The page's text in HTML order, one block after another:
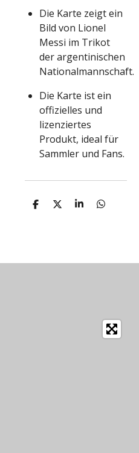
Die Karte zeigt ein
Bild von Lionel
Messi im Trikot
der argentinischen
Nationalmannschaft.
Die Karte ist ein
offizielles und
lizenziertes
Produkt, ideal für
Sammler und Fans.
T
T
T
T